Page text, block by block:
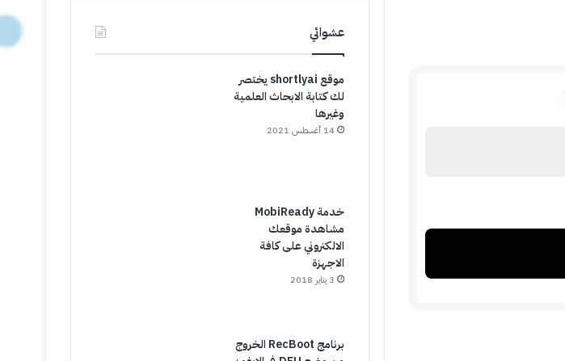
عشوائي
موقع shortlyai يختصر
لك كتابة الابحاث العلمية
وغيرها
14 أغسطس 2021
خدمة MobiReady
مشاهدة موقعك
الالكتروني على كافة
الاجهزة
3 يناير 2018
برنامج RecBoot الخروج